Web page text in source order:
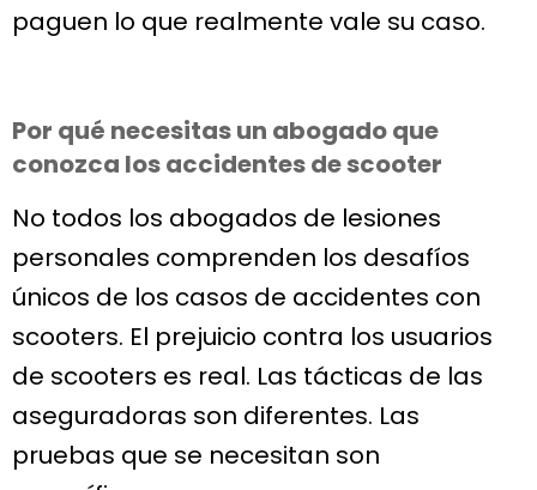
paguen lo que realmente vale su caso.
Por qué necesitas un abogado que
conozca los accidentes de scooter
No todos los abogados de lesiones
personales comprenden los desafíos
únicos de los casos de accidentes con
scooters. El prejuicio contra los usuarios
de scooters es real. Las tácticas de las
aseguradoras son diferentes. Las
pruebas que se necesitan son